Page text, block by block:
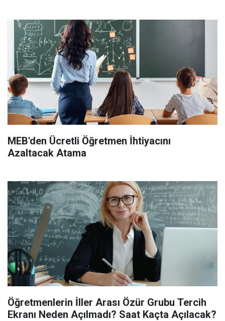
MEB'den Ücretli Öğretmen İhtiyacını
Azaltacak Atama
Öğretmenlerin İller Arası Özür Grubu Tercih
Ekranı Neden Açılmadı? Saat Kaçta Açılacak?